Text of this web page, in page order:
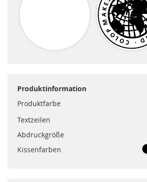
Produktinformation
Produktfarbe
Textzeilen
Abdruckgröße
Kissenfarben